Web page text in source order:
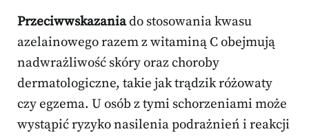
Przeciwwskazaniado stosowania kwasu
azelainowego razem z witaminą C obejmują
nadwrażliwość skóry oraz choroby
dermatologiczne, takie jak trądzik różowaty
czy egzema. U osób z tymi schorzeniami może
wystąpić ryzyko nasilenia podrażnień i reakcji